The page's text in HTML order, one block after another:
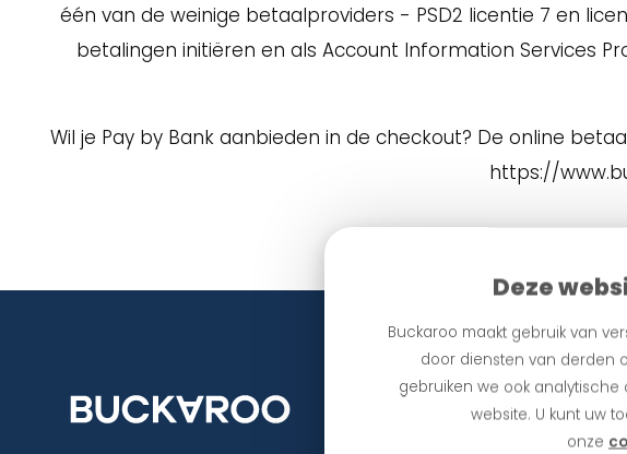
Deze
Buckaroo maakt gebruik van
door diensten van derden
gebruiken we ook analytische
website. U kunt uw
onze
één van de weinige betaalproviders - PSD2 licentie 7 en
betalingen initiëren en als Account Information Services
Wil je Pay by Bank aanbieden in de checkout? De online
https://